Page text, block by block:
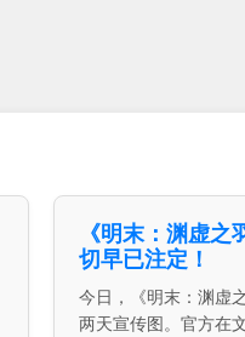
《明末：渊虚
切早已注定！
今日，《明末：渊虚
两天宣传图。官方在